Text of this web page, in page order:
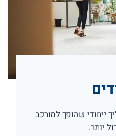
ייחודי שהופך למורכב
יותר.